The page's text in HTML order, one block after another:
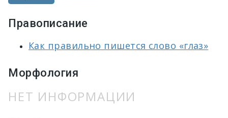
Правописание
Как правильно пишется слово «глаз»
Морфология
НЕТ ИНФОРМАЦИИ